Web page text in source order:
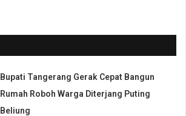
Bupati Tangerang Gerak Cepat Bangun
Rumah Roboh Warga Diterjang Puting
Beliung